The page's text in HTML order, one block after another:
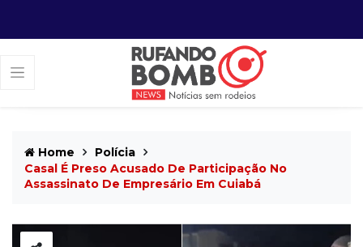
Home
Polícia
Casal É Preso Acusado De Participação No
Assassinato De Empresário Em Cuiabá